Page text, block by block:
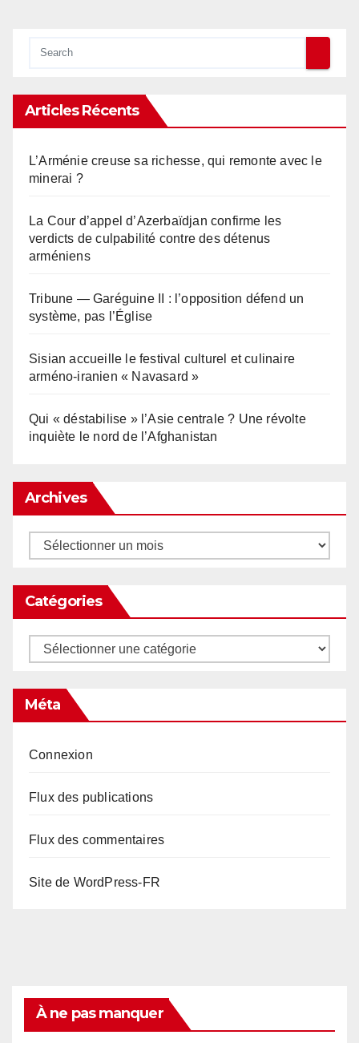
Articles Récents
L’Arménie creuse sa richesse, qui remonte avec le
minerai ?
La Cour d’appel d’Azerbaïdjan confirme les
verdicts de culpabilité contre des détenus
arméniens
Tribune — Garéguine II : l’opposition défend un
système, pas l’Église
Sisian accueille le festival culturel et culinaire
arméno-iranien « Navasard »
Qui « déstabilise » l’Asie centrale ? Une révolte
inquiète le nord de l’Afghanistan
Archives
Archives
Catégories
Catégories
Méta
Connexion
Flux des publications
Flux des commentaires
Site de WordPress-FR
À ne pas manquer